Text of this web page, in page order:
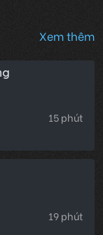
Xem thêm
15 phút
19 phút